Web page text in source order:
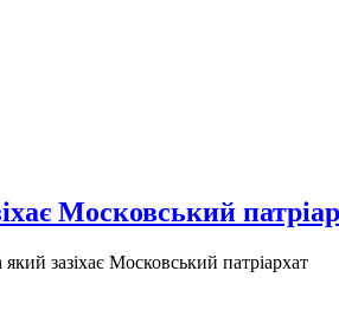
Московський
зазіхає Московський патріархат